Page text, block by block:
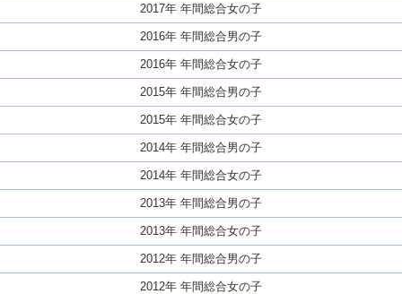
2017年 年間総合女の子
2016年 年間総合男の子
2016年 年間総合女の子
2015年 年間総合男の子
2015年 年間総合女の子
2014年 年間総合男の子
2014年 年間総合女の子
2013年 年間総合男の子
2013年 年間総合女の子
2012年 年間総合男の子
2012年 年間総合女の子